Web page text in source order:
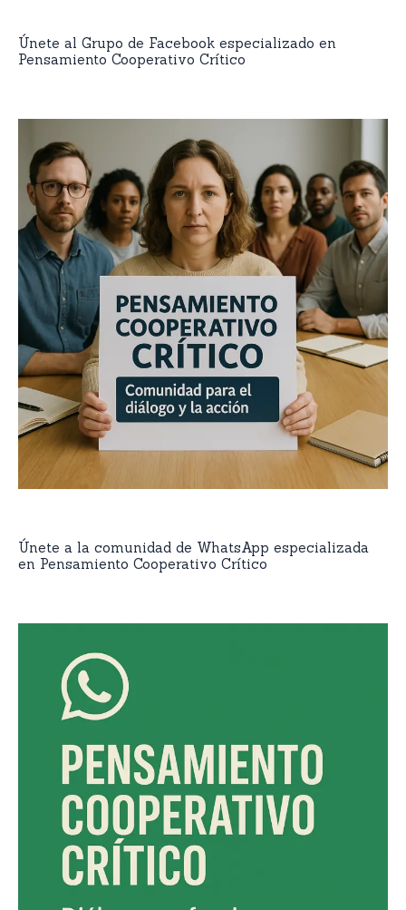
Únete al Grupo de Facebook especializado en
Pensamiento Cooperativo Crítico
Únete a la comunidad de WhatsApp especializada
en Pensamiento Cooperativo Crítico